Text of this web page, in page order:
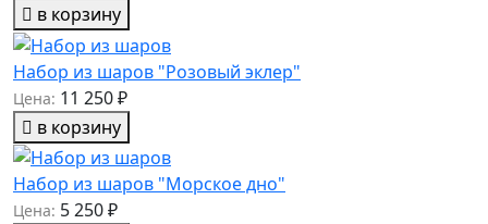
в корзину
Набор из шаров "Розовый эклер"
Цена: 11 250 ₽
в корзину
Набор из шаров "Морское дно"
Цена: 5 250 ₽